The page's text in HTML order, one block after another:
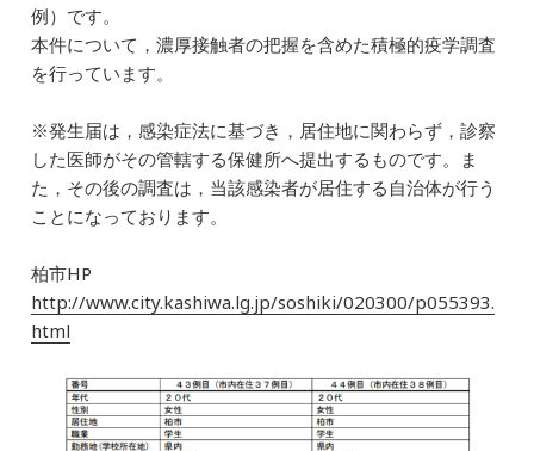
例）です。
本件について，濃厚接触者の把握を含めた積極的疫学調査
を行っています。
※発生届は，感染症法に基づき，居住地に関わらず，診察
した医師がその管轄する保健所へ提出するものです。ま
た，その後の調査は，当該感染者が居住する自治体が行う
ことになっております。
柏市HP
http://www.city.kashiwa.lg.jp/soshiki/020300/p055393.
html